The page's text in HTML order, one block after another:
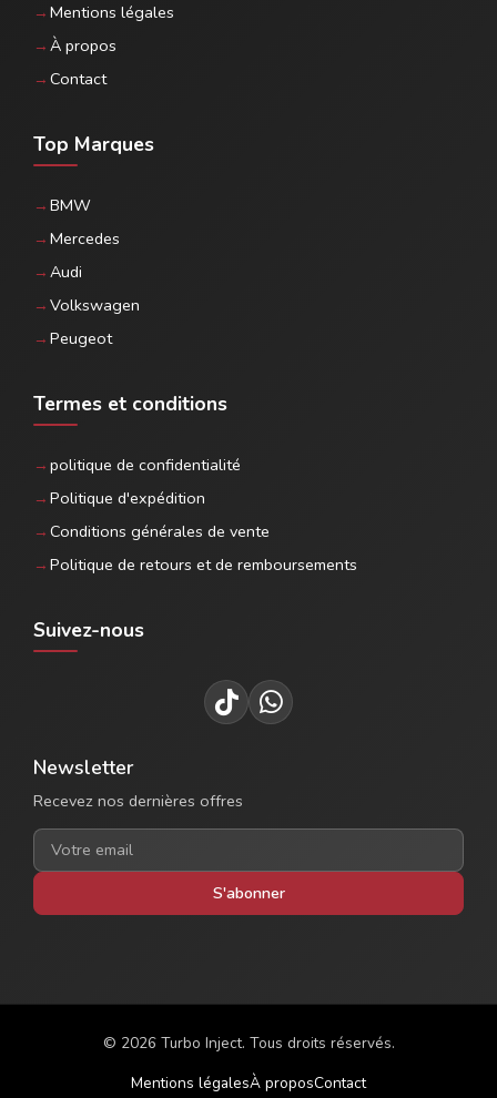
Mentions légales
À propos
Contact
Top Marques
BMW
Mercedes
Audi
Volkswagen
Peugeot
Termes et conditions
politique de confidentialité
Politique d'expédition
Conditions générales de vente
Politique de retours et de remboursements
Suivez-nous
Newsletter
Recevez nos dernières offres
S'abonner
© 2026 Turbo Inject. Tous droits réservés.
Mentions légalesÀ proposContact